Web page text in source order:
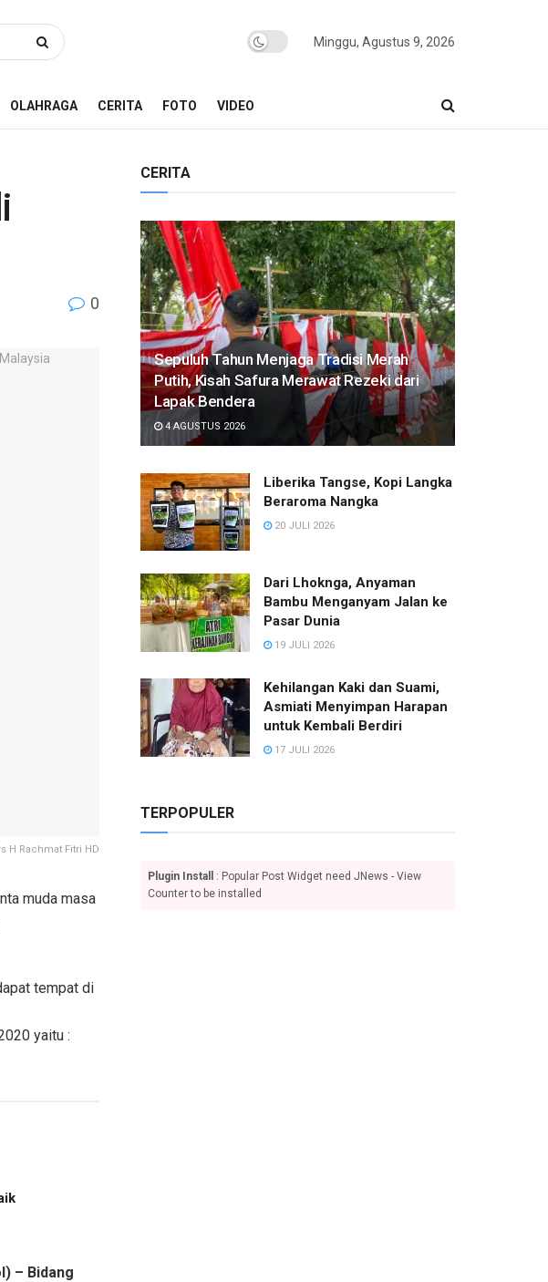
Minggu, Agustus 9, 2026
OLAHRAGA CERITA FOTO VIDEO
0
H Rachmat Fitri HD
muda masa
tempat di
yaitu :
– Bidang
CERITA
Sepuluh Tahun Menjaga Tradisi Merah
Putih, Kisah Safura Merawat Rezeki dari
Lapak Bendera
4 AGUSTUS 2026
Liberika Tangse, Kopi Langka
Beraroma Nangka
20 JULI 2026
Dari Lhoknga, Anyaman
Bambu Menganyam Jalan ke
Pasar Dunia
19 JULI 2026
Kehilangan Kaki dan Suami,
Asmiati Menyimpan Harapan
untuk Kembali Berdiri
17 JULI 2026
TERPOPULER
Plugin Install
: Popular Post Widget need JNews - View
Counter to be installed